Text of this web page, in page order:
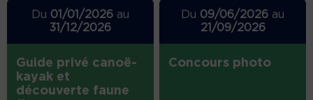
Du 01/01/2026au
31/12/2026
Guide privé canoë-
kayak et
découverte faune
Du 09/06/2026 au
21/09/2026
Concours photo